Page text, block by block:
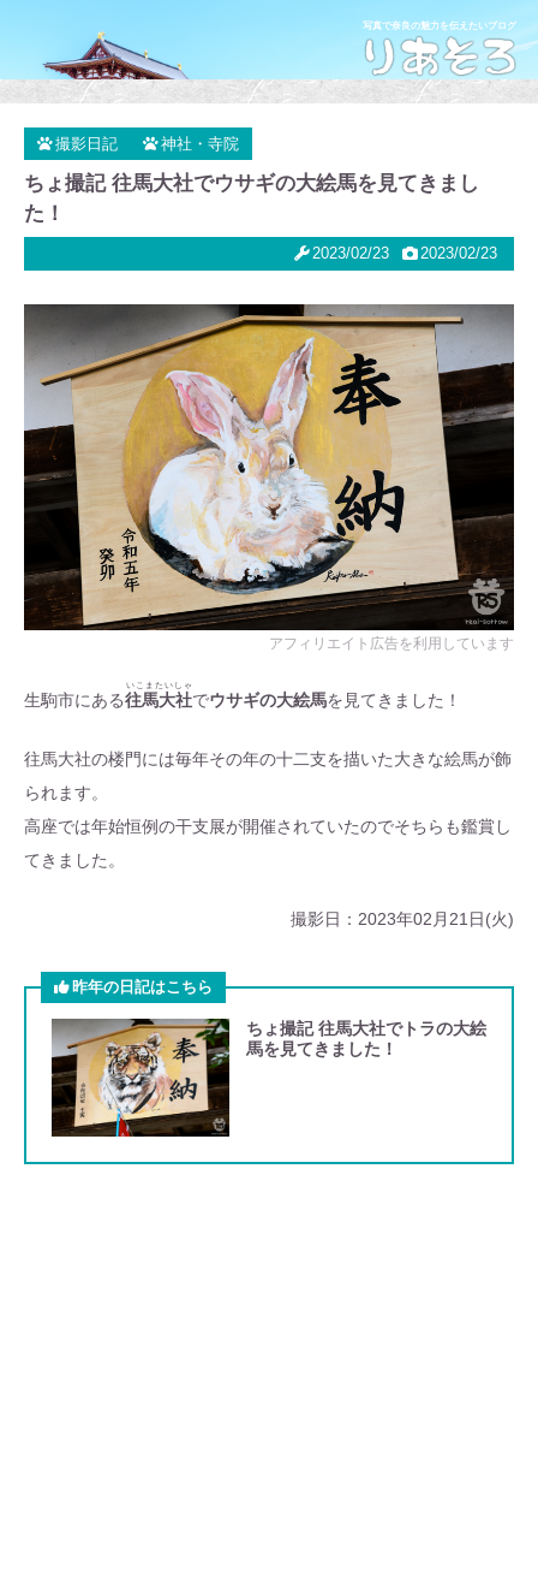
写真で奈良の魅力を伝えたいブログ
撮影日記 神社・寺院
ちょ撮記 往馬大社でウサギの大絵馬を見てきまし
た！
2023/02/23
2023/02/23
生駒市にある往馬大社
いこまたいしゃ
でウサギの大絵馬を見てきました！
往馬大社の楼門には毎年その年の十二支を描いた大きな絵馬が飾
られます。
高座では年始恒例の干支展が開催されていたのでそちらも鑑賞し
てきました。
撮影日：2023年02月21日(火)
昨年の日記はこちら
ちょ撮記 往馬大社でトラの大絵
馬を見てきました！